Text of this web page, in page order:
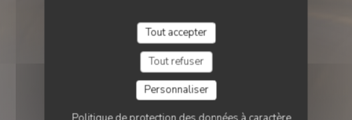
Tout accepter
Tout refuser
Personnaliser